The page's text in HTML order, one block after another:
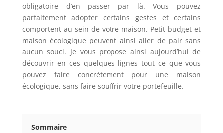
obligatoire d’en passer par là. Vous pouvez
parfaitement adopter certains gestes et certains
comportent au sein de votre maison. Petit budget et
maison écologique peuvent ainsi aller de pair sans
aucun souci. Je vous propose ainsi aujourd’hui de
découvrir en ces quelques lignes tout ce que vous
pouvez faire concrètement pour une maison
écologique, sans faire souffrir votre portefeuille.
Sommaire